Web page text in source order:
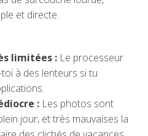
et directe.
limitées : Le processeur
à des lenteurs si tu
: Les photos sont
jour, et très mauvaises la